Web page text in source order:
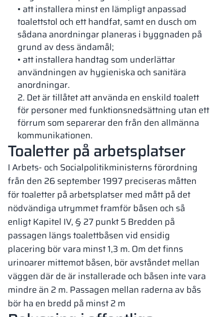
• att installera minst en lämpligt anpassad
toalettstol och ett handfat, samt en dusch om
sådana anordningar planeras i byggnaden på
grund av dess ändamål;
• att installera handtag som underlättar
användningen av hygieniska och sanitära
anordningar.
2. Det är tillåtet att använda en enskild toalett
för personer med funktionsnedsättning utan ett
förrum som separerar den från den allmänna
kommunikationen.
Toaletter på arbetsplatser
I Arbets- och Socialpolitikministerns förordning
från den 26 september 1997 preciseras måtten
för toaletter på arbetsplatser med mått på det
nödvändiga utrymmet framför båsen och så
enligt Kapitel IV, § 27 punkt 5 Bredden på
passagen längs toalettbåsen vid ensidig
placering bör vara minst 1,3 m. Om det finns
urinoarer mittemot båsen, bör avståndet mellan
väggen där de är installerade och båsen inte vara
mindre än 2 m. Passagen mellan raderna av bås
bör ha en bredd på minst 2 m